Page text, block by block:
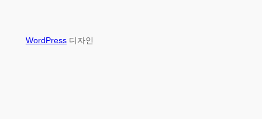
WordPress디자인